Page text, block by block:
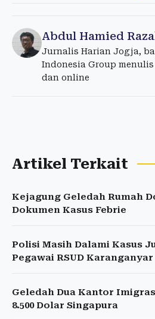
Abdul Hamied
Jurnalis Harian Jogja,
Indonesia Group
dan online
Artikel Terkait
Kejagung Geledah Rumah
Dokumen Kasus Febrie
Polisi Masih Dalami Kasus
Pegawai RSUD Karanganyar
Geledah Dua Kantor
8.500 Dolar Singapura